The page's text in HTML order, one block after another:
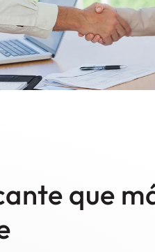
que